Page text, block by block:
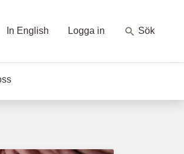
In English Logga in Sök